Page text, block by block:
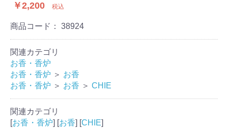
￥2,200 税込
商品コード： 38924
関連カテゴリ
お香・香炉
お香・香炉 ＞ お香
お香・香炉 ＞ お香 ＞ CHIE
関連カテゴリ
[お香・香炉] [お香] [CHIE]